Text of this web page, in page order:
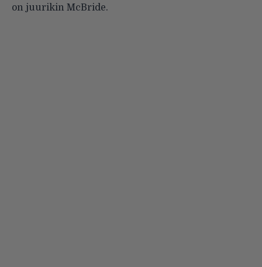
on juurikin McBride.